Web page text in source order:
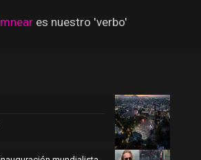
es nuestro 'verbo'